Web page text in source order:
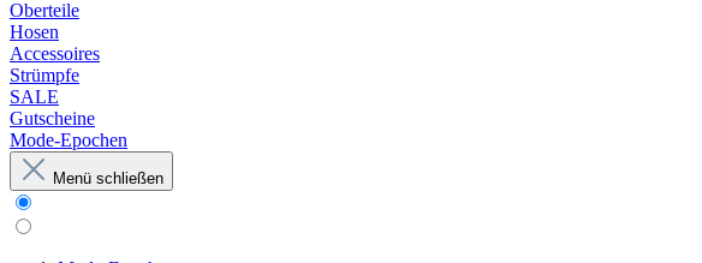
Oberteile
Hosen
Accessoires
Strümpfe
SALE
Gutscheine
Mode-Epochen
Menü schließen